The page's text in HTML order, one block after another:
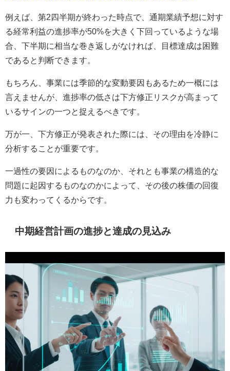
例えば、第2四半期が終わった時点で、通期業績予想に対す
る経常利益の進捗率が50%を大きく下回っているような場
合、下半期に相当な巻き返しがなければ、目標達成は困難
であると判断できます。
もちろん、事業には季節的な変動要因もあるため一概には
言えませんが、進捗率の低さは下方修正リスクが高まって
いるサインの一つと捉えるべきです。
万が一、下方修正が発表された際には、その理由を冷静に
分析することが重要です。
一過性の要因によるものなのか、それとも事業の構造的な
問題に起因するものなのかによって、その後の株価の回復
力も変わってくるからです。
中期経営計画の進捗と達成の見込み